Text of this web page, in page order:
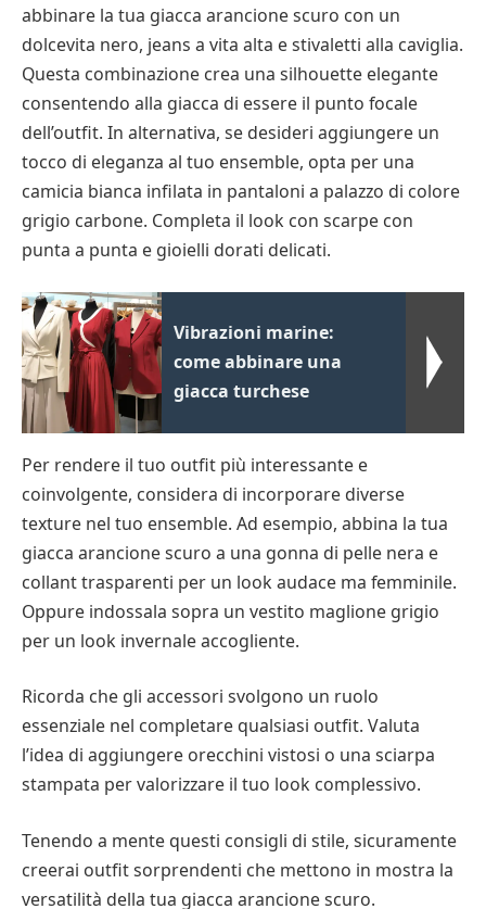
abbinare la tua giacca arancione scuro con un
dolcevita nero, jeans a vita alta e stivaletti alla caviglia.
Questa combinazione crea una silhouette elegante
consentendo alla giacca di essere il punto focale
dell’outfit. In alternativa, se desideri aggiungere un
tocco di eleganza al tuo ensemble, opta per una
camicia bianca infilata in pantaloni a palazzo di colore
grigio carbone. Completa il look con scarpe con
punta a punta e gioielli dorati delicati.
Vibrazioni marine:
come abbinare una
giacca turchese
Per rendere il tuo outfit più interessante e
coinvolgente, considera di incorporare diverse
texture nel tuo ensemble. Ad esempio, abbina la tua
giacca arancione scuro a una gonna di pelle nera e
collant trasparenti per un look audace ma femminile.
Oppure indossala sopra un vestito maglione grigio
per un look invernale accogliente.
Ricorda che gli accessori svolgono un ruolo
essenziale nel completare qualsiasi outfit. Valuta
l’idea di aggiungere orecchini vistosi o una sciarpa
stampata per valorizzare il tuo look complessivo.
Tenendo a mente questi consigli di stile, sicuramente
creerai outfit sorprendenti che mettono in mostra la
versatilità della tua giacca arancione scuro.